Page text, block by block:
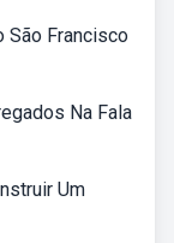
São Francisco
Na Fala
Um